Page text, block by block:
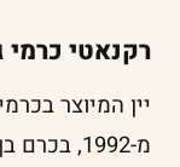
רקנאטי כרמי
יין המיוצר
מ-1992,